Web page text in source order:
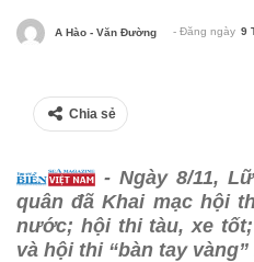
A Hào - Văn Đường - Đăng ngày 9
Chia sẻ
- Ngày 8/11,
quân đã Khai mạc hội
nước; hội thi tàu, xe
và hội thi “bàn tay vàng”